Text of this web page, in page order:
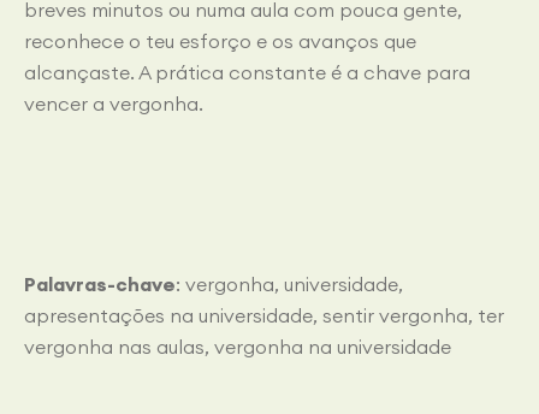
breves minutos ou numa aula com pouca gente,
reconhece o teu esforço e os avanços que
alcançaste. A prática constante é a chave para
vencer a vergonha.
Palavras-chave: vergonha, universidade,
apresentações na universidade, sentir vergonha, ter
vergonha nas aulas, vergonha na universidade